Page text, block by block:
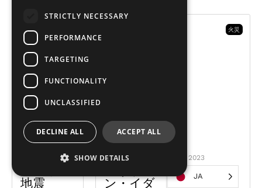
地震
2023
ン・イダ
火災
2023
エルクの
山火事
JA
STRICTLY NECESSARY
PERFORMANCE
TARGETING
FUNCTIONALITY
UNCLASSIFIED
ACCEPT ALL
DECLINE ALL
SHOW DETAILS